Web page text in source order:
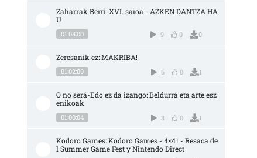
Zaharrak Berri: XVI. saioa - AZKEN DANTZA HA
U
01:08:00 9 0 0
Zeresanik ez: MAKRIBA!
01:02:00 6 0 1
O no será-Edo ez da izango: Beldurra eta arte esz
enikoak
01:00:04 3 0 1
Kodoro Games: Kodoro Games - 4×41 - Resaca de
l Summer Game Fest y Nintendo Direct